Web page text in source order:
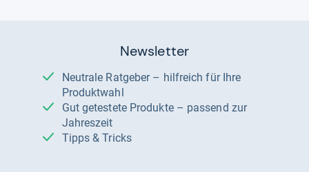
Newsletter
Neutrale Ratgeber – hilfreich für Ihre
Produktwahl
Gut getestete Produkte – passend zur
Jahreszeit
Tipps & Tricks